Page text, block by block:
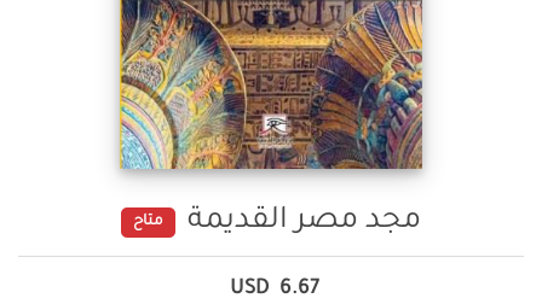
مجد مصر القديمة متاح
6.67
USD